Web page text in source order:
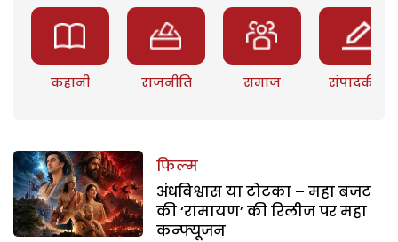
कहानी राजनीति समाज संपादकीय
फिल्म
अंधविश्वास या टोटका – महा बजट
की ‘रामायण’ की रिलीज पर महा
कन्फ्यूजन